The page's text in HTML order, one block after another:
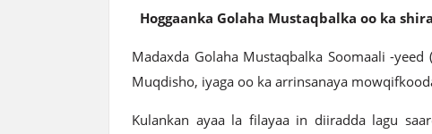
Hoggaanka Golaha Mustaqbalka oo ka
Madaxda Golaha Mustaqbalka Soomaali -
Muqdisho, iyaga oo ka arrinsanaya
Kulankan ayaa la filayaa in diiradda lagu